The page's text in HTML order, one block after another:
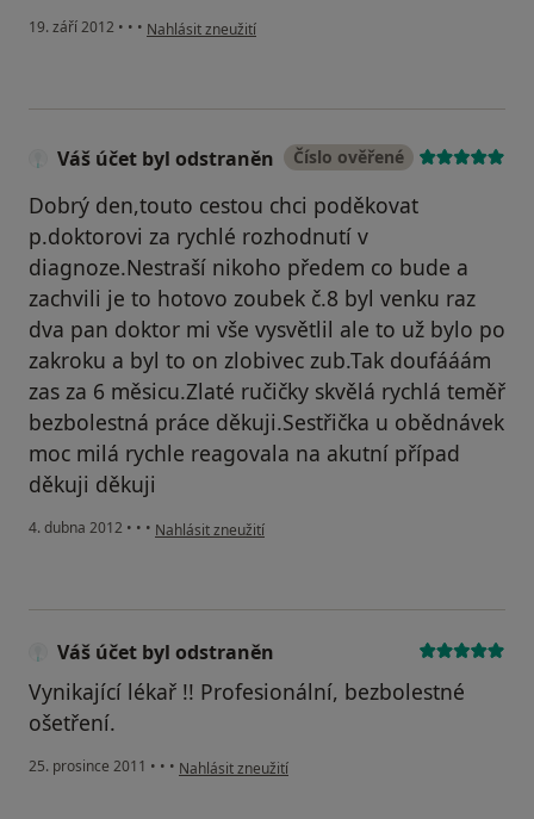
19. září 2012 • • • podle názoru uživatele Váš účet byl odstraněn
Nahlásit zneužití
Váš účet byl odstraněn Číslo ověřené
Dobrý den,touto cestou chci poděkovat
p.doktorovi za rychlé rozhodnutí v
diagnoze.Nestraší nikoho předem co bude a
zachvili je to hotovo zoubek č.8 byl venku raz
dva pan doktor mi vše vysvětlil ale to už bylo po
zakroku a byl to on zlobivec zub.Tak doufááám
zas za 6 měsicu.Zlaté ručičky skvělá rychlá teměř
bezbolestná práce děkuji.Sestřička u obědnávek
moc milá rychle reagovala na akutní případ
děkuji děkuji
4. dubna 2012 • • • podle názoru uživatele Váš účet byl odstraněn
Nahlásit zneužití
Váš účet byl odstraněn
Vynikající lékař !! Profesionální, bezbolestné
ošetření.
25. prosince 2011 • • • podle názoru uživatele Váš účet byl odstraněn
Nahlásit zneužití